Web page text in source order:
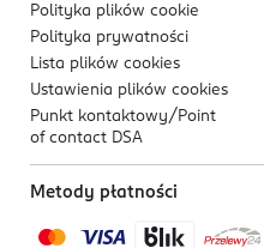
Polityka plików cookie
Polityka prywatności
Lista plików cookies
Ustawienia plików cookies
Punkt kontaktowy/ Point
of contact DSA
Metody płatności